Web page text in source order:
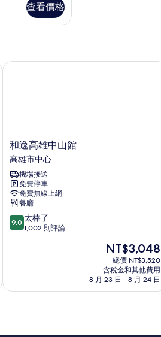
查看價格
和
逸
高
雄
中
山
館
高
雄
和逸高雄中山館
高雄市中心
機場接送
免費停車
免費無線上網
餐廳
9.0
分，
棒
9.0 太棒了
1,002 則評論
現
在
價
格
為
NT$3,048
總價 NT$3,520
含稅金和其他費用
8 月 23 日 - 8 月 24 日
和逸高雄中山館